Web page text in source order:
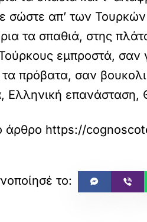
σώστε απ’ των Τουρκών
τα σπαθιά, στης
εμπροστά, σαν
πρόβατα, σαν
Ελληνική
άρθρο https://